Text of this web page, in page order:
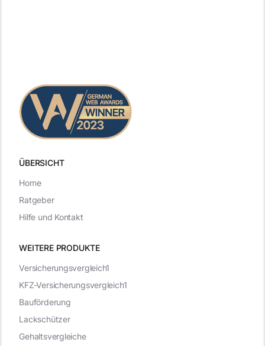
ÜBERSICHT
WEITERE PRODUKTE
Versicherungsvergleich1
KFZ-Versicherungsvergleich1
Bauförderung
Lackschützer
Gehaltsvergleiche
Home
Ratgeber
Hilfe und Kontakt